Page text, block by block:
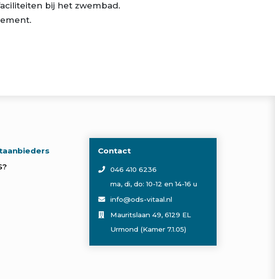
bij het zwembad.
Contact
046 410 6236
ma, di, do: 10-12 en 14-16 u
info@ods-vitaal.nl
Mauritslaan 49, 6129 EL
Urmond (Kamer 7.1.05)